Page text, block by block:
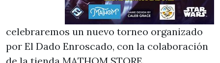
celebraremos un nuevo torneo organizado
por El Dado Enroscado, con la colaboración